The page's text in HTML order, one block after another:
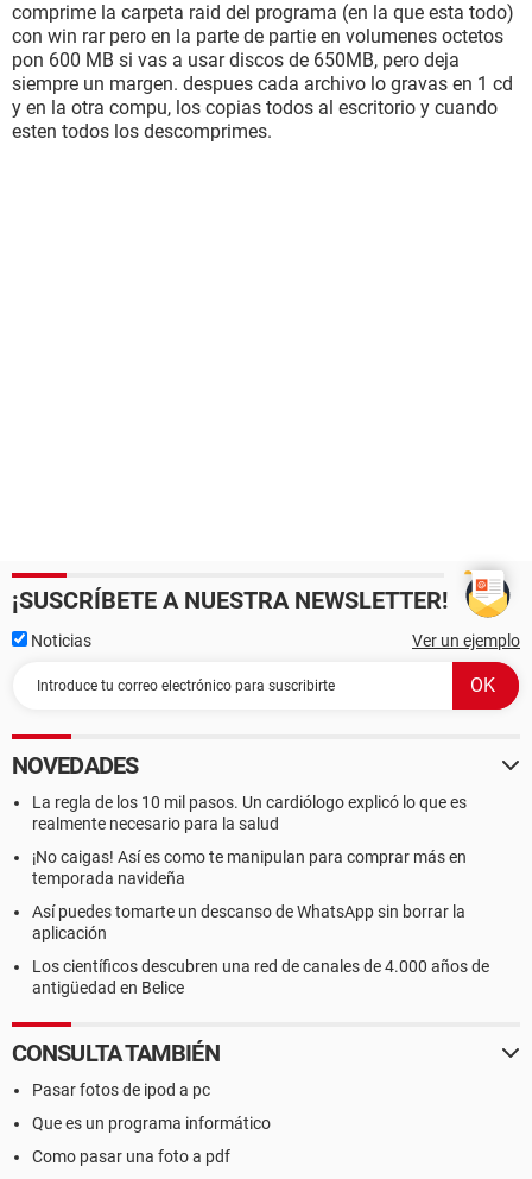
comprime la carpeta raid del programa (en la que esta todo)
con win rar pero en la parte de partie en volumenes octetos
pon 600 MB si vas a usar discos de 650MB, pero deja
siempre un margen. despues cada archivo lo gravas en 1 cd
y en la otra compu, los copias todos al escritorio y cuando
esten todos los descomprimes.
¡SUSCRÍBETE A NUESTRA NEWSLETTER!
Noticias Ver un ejemplo
NOVEDADES
La regla de los 10 mil pasos. Un cardiólogo explicó lo que es
realmente necesario para la salud
¡No caigas! Así es como te manipulan para comprar más en
temporada navideña
Así puedes tomarte un descanso de WhatsApp sin borrar la
aplicación
Los científicos descubren una red de canales de 4.000 años de
antigüedad en Belice
CONSULTA TAMBIÉN
Pasar fotos de ipod a pc
Que es un programa informático
Como pasar una foto a pdf